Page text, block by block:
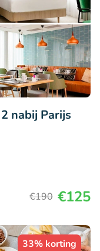
nabij Parijs
€190 €125
33% korting